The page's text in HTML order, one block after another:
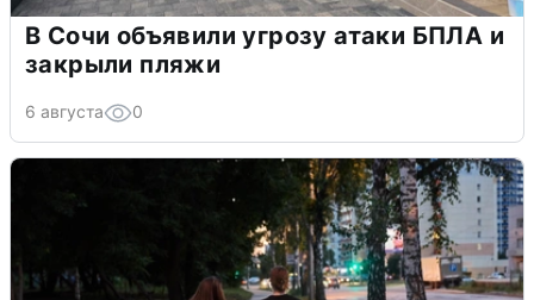
В Сочи объявили угрозу атаки БПЛА и
закрыли пляжи
6 августа 0